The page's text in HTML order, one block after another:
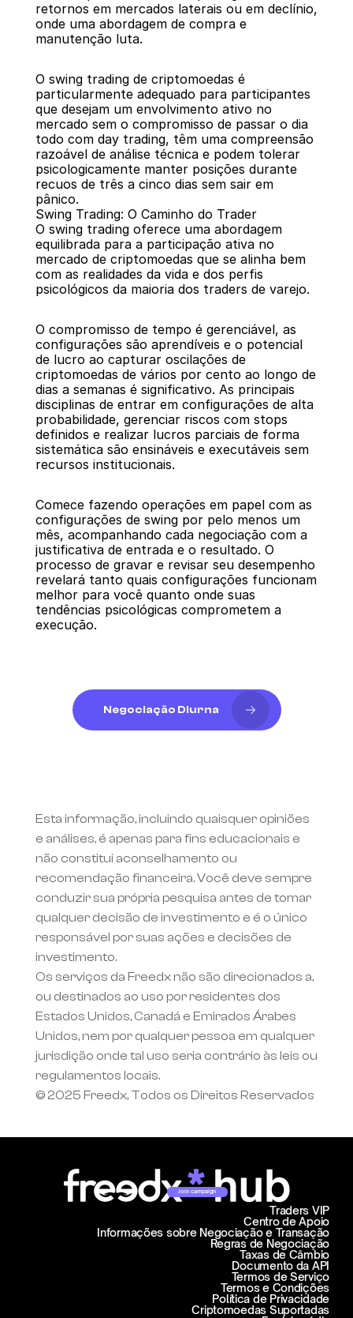
retornos em mercados laterais ou em declínio,
onde uma abordagem de compra e
manutenção luta.
O swing trading de criptomoedas é
particularmente adequado para participantes
que desejam um envolvimento ativo no
mercado sem o compromisso de passar o dia
todo com day trading, têm uma compreensão
razoável de análise técnica e podem tolerar
psicologicamente manter posições durante
recuos de três a cinco dias sem sair em
pânico.
Swing Trading: O Caminho do Trader
O swing trading oferece uma abordagem
equilibrada para a participação ativa no
mercado de criptomoedas que se alinha bem
com as realidades da vida e dos perfis
psicológicos da maioria dos traders de varejo.
O compromisso de tempo é gerenciável, as
configurações são aprendíveis e o potencial
de lucro ao capturar oscilações de
criptomoedas de vários por cento ao longo de
dias a semanas é significativo. As principais
disciplinas de entrar em configurações de alta
probabilidade, gerenciar riscos com stops
definidos e realizar lucros parciais de forma
sistemática são ensináveis e executáveis sem
recursos institucionais.
Comece fazendo operações em papel com as
configurações de swing por pelo menos um
mês, acompanhando cada negociação com a
justificativa de entrada e o resultado. O
processo de gravar e revisar seu desempenho
revelará tanto quais configurações funcionam
melhor para você quanto onde suas
tendências psicológicas comprometem a
execução.
Negociação Diurna
Esta informação, incluindo quaisquer opiniões
e análises, é apenas para fins educacionais e
não constitui aconselhamento ou
recomendação financeira. Você deve sempre
conduzir sua própria pesquisa antes de tomar
qualquer decisão de investimento e é o único
responsável por suas ações e decisões de
investimento.
Os serviços da Freedx não são direcionados a,
ou destinados ao uso por residentes dos
Estados Unidos, Canadá e Emirados Árabes
Unidos, nem por qualquer pessoa em qualquer
jurisdição onde tal uso seria contrário às leis ou
regulamentos locais.
© 2025 Freedx, Todos os Direitos Reservados
Join campaign
Centro de Apoio
Informações sobre Negociação e Transação
Traders VIP
Regras de Negociação
Taxas de Câmbio
Documento da API
Termos de Serviço
Termos e Condições
Política de Privacidade
Criptomoedas Suportadas